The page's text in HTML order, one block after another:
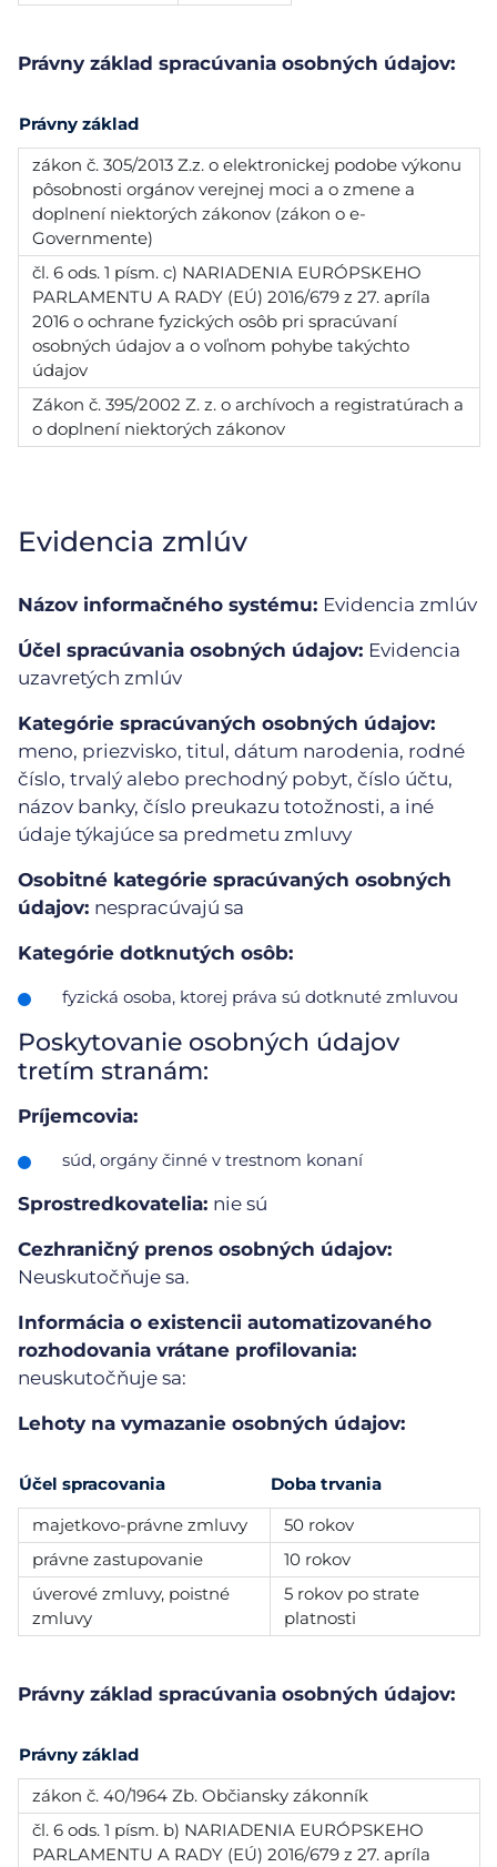
Právny základ spracúvania osobných údajov:
Právny základ
zákon č. 305/2013 Z.z. o elektronickej podobe výkonu
pôsobnosti orgánov verejnej moci a o zmene a
doplnení niektorých zákonov (zákon o e-
Governmente)
čl. 6 ods. 1 písm. c) NARIADENIA EURÓPSKEHO
PARLAMENTU A RADY (EÚ) 2016/679 z 27. apríla
2016 o ochrane fyzických osôb pri spracúvaní
osobných údajov a o voľnom pohybe takýchto
údajov
Zákon č. 395/2002 Z. z. o archívoch a registratúrach a
o doplnení niektorých zákonov
Evidencia zmlúv
Názov informačného systému: Evidencia zmlúv
Účel spracúvania osobných údajov: Evidencia
uzavretých zmlúv
Kategórie spracúvaných osobných údajov:
meno, priezvisko, titul, dátum narodenia, rodné
číslo, trvalý alebo prechodný pobyt, číslo účtu,
názov banky, číslo preukazu totožnosti, a iné
údaje týkajúce sa predmetu zmluvy
Osobitné kategórie spracúvaných osobných
údajov: nespracúvajú sa
Kategórie dotknutých osôb:
fyzická osoba, ktorej práva sú dotknuté zmluvou
Poskytovanie osobných údajov
tretím stranám:
Príjemcovia:
súd, orgány činné v trestnom konaní
Sprostredkovatelia: nie sú
Cezhraničný prenos osobných údajov:
Neuskutočňuje sa.
Informácia o existencii automatizovaného
rozhodovania vrátane profilovania:
neuskutočňuje sa:
Lehoty na vymazanie osobných údajov:
Účel spracovania
Doba trvania
majetkovo-právne zmluvy
50 rokov
právne zastupovanie
10 rokov
úverové zmluvy, poistné
zmluvy
5 rokov po strate
platnosti
Právny základ spracúvania osobných údajov:
Právny základ
zákon č. 40/1964 Zb. Občiansky zákonník
čl. 6 ods. 1 písm. b) NARIADENIA EURÓPSKEHO
PARLAMENTU A RADY (EÚ) 2016/679 z 27. apríla